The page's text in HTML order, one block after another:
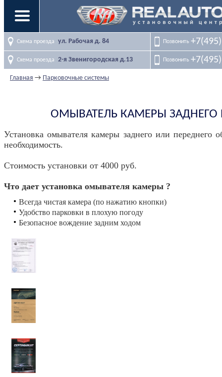
Схема проезда ул. Рабочая д. 84 Позвонить +7(495)
Схема проезда 2-я Звенигородская д.13 Позвонить +7(495)
Главная → Парковочные системы
ОМЫВАТЕЛЬ КАМЕРЫ ЗАДНЕГО
Установка омывателя камеры заднего или переднего
необходимость.
Стоимость установки от 4000 руб.
Что дает установка омывателя камеры ?
Всегда чистая камера (по нажатию кнопки)
Удобство парковки в плохую погоду
Безопасное вождение задним ходом